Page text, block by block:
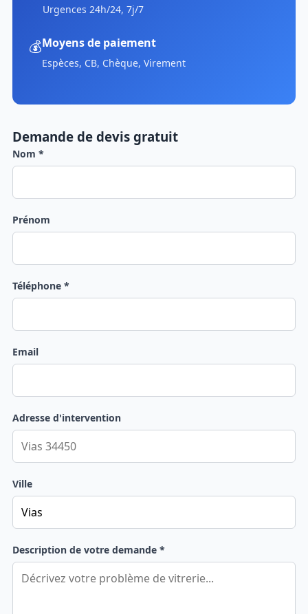
Urgences 24h/24, 7j/7
💰Moyens de paiement
Espèces, CB, Chèque, Virement
Demande de devis gratuit
Nom *
Prénom
Téléphone *
Email
Adresse d'intervention
Ville
Description de votre demande *